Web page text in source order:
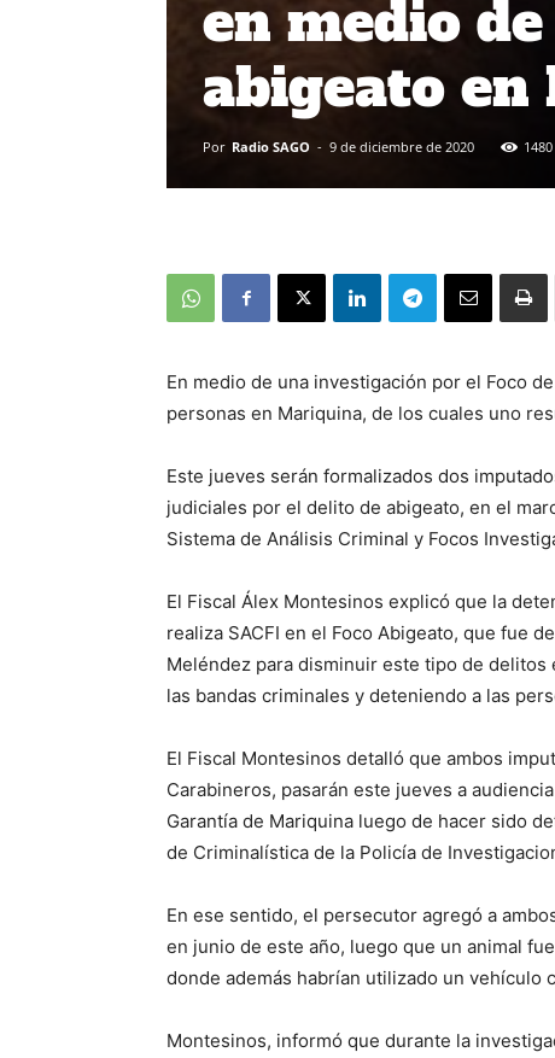
en medio
abigeato
Por Radio SAGO - 9 de diciembre de 2020 1480
En medio de una investigación por el Foco
personas en Mariquina, de los cuales uno
Este jueves serán formalizados dos
judiciales por el delito de abigeato, en el
Sistema de Análisis Criminal y Focos
El Fiscal Álex Montesinos explicó que la
realiza SACFI en el Foco Abigeato, que fue
Meléndez para disminuir este tipo de delitos
las bandas criminales y deteniendo a las
El Fiscal Montesinos detalló que ambos
Carabineros, pasarán este jueves a
Garantía de Mariquina luego de hacer sido
de Criminalística de la Policía de
En ese sentido, el persecutor agregó a
en junio de este año, luego que un animal
donde además habrían utilizado un vehículo
Montesinos, informó que durante la